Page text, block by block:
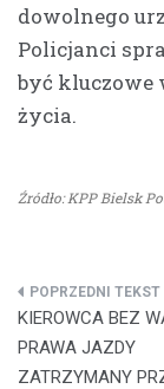
dowolnego
Policjanci
być kluczowe
życia.
Źródło: KPP Bielsk
wpisu
KIEROWCA BEZ
PRAWA JAZDY
ZATRZYMANY